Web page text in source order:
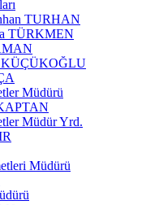
TURHAN
TÜRKMEN
KÜÇÜKOĞLU
Müdürü
Müdür Yrd.
Müdürü